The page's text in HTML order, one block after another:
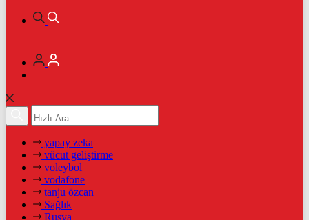
yapay zeka
vücut geliştirme
voleybol
vodafone
tanju özcan
Sağlık
Rusya